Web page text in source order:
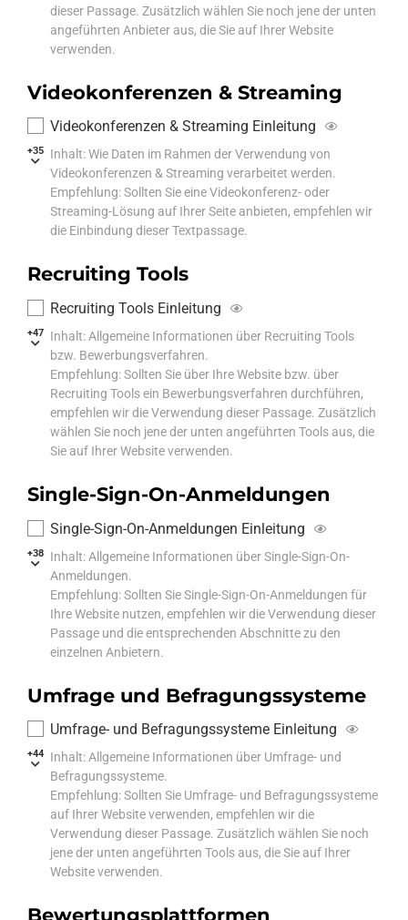
dieser Passage. Zusätzlich wählen Sie noch jene der unten
angeführten Anbieter aus, die Sie auf Ihrer Website
verwenden.
Videokonferenzen & Streaming
+35
Videokonferenzen & Streaming Einleitung
Inhalt: Wie Daten im Rahmen der Verwendung von
Videokonferenzen & Streaming verarbeitet werden.
Empfehlung: Sollten Sie eine Videokonferenz- oder
Streaming-Lösung auf Ihrer Seite anbieten, empfehlen wir
die Einbindung dieser Textpassage.
Recruiting Tools
+47
Recruiting Tools Einleitung
Inhalt: Allgemeine Informationen über Recruiting Tools
bzw. Bewerbungsverfahren.
Empfehlung: Sollten Sie über Ihre Website bzw. über
Recruiting Tools ein Bewerbungsverfahren durchführen,
empfehlen wir die Verwendung dieser Passage. Zusätzlich
wählen Sie noch jene der unten angeführten Tools aus, die
Sie auf Ihrer Website verwenden.
Single-Sign-On-Anmeldungen
+38
Single-Sign-On-Anmeldungen Einleitung
Inhalt: Allgemeine Informationen über Single-Sign-On-
Anmeldungen.
Empfehlung: Sollten Sie Single-Sign-On-Anmeldungen für
Ihre Website nutzen, empfehlen wir die Verwendung dieser
Passage und die entsprechenden Abschnitte zu den
einzelnen Anbietern.
Umfrage und Befragungssysteme
+44
Umfrage- und Befragungssysteme Einleitung
Inhalt: Allgemeine Informationen über Umfrage- und
Befragungssysteme.
Empfehlung: Sollten Sie Umfrage- und Befragungssysteme
auf Ihrer Website verwenden, empfehlen wir die
Verwendung dieser Passage. Zusätzlich wählen Sie noch
jene der unten angeführten Tools aus, die Sie auf Ihrer
Website verwenden.
Bewertungsplattformen